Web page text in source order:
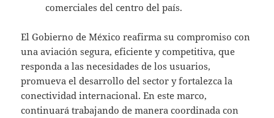
comerciales del centro del país.
El Gobierno de México reafirma su compromiso con
una aviación segura, eficiente y competitiva, que
responda a las necesidades de los usuarios,
promueva el desarrollo del sector y fortalezca la
conectividad internacional. En este marco,
continuará trabajando de manera coordinada con